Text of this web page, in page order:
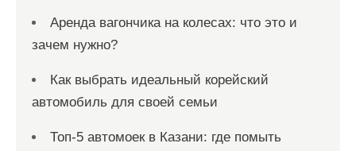
Аренда вагончика на колесах: что это и
зачем нужно?
Как выбрать идеальный корейский
автомобиль для своей семьи
Топ-5 автомоек в Казани: где помыть